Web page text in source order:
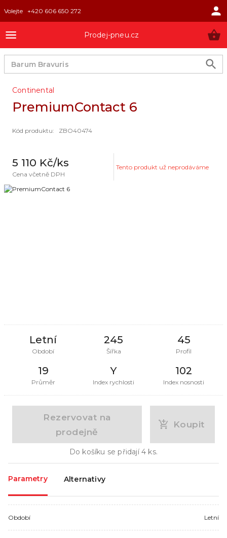
Volejte +420 606 650 272
Prodej-pneu.cz
Continental
PremiumContact 6
Kód produktu: ZBO40474
5 110 Kč/ks
Cena včetně DPH
Tento produkt už neprodáváme
Letní
Období
245
Šířka
45
Profil
19
Průměr
Y
Index rychlosti
102
Index nosnosti
Rezervovat na
prodejně
Koupit
Do košíku se přidají4 ks.
Parametry Alternativy
Období Letní